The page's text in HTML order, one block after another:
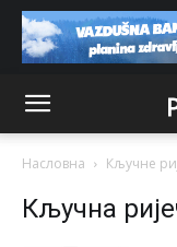
Насловна Кључне
Кључна
Анонимно2808202
i mi tebi želimo
Анонимно2808216
Akò se
Kuniocu ide q u